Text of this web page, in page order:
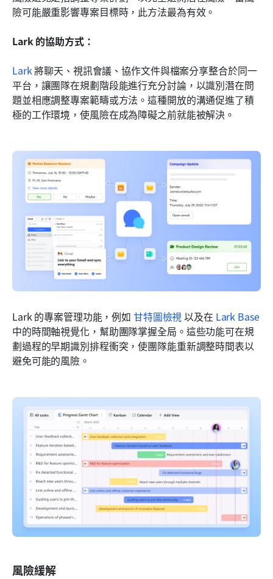
險可能嚴重影響專案目標時，此方法最為有效。
Lark 的協助方式：
Lark 將聊天、視訊會議、協作文件與檔案分享整合於同一
平台，讓團隊在規劃階段能進行充分討論，以識別潛在問
題並相應調整專案範疇或方法。這種開放的溝通促進了積
極的工作環境，使風險在成為障礙之前就能被解決。
Lark 的專案管理功能，例如 甘特圖檢視 以及在 Lark Base
中的時間軸視覺化，幫助團隊掌握全局。這些功能可在規
劃過程的早期識別排程衝突，使團隊能重新調整時間表以
避免可能的風險。
風險緩解